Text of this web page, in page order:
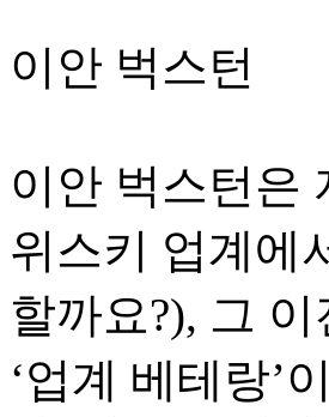
이안 벅스턴
이안 벅스턴은
위스키 업계에
할까요?), 그
‘업계 베테랑’